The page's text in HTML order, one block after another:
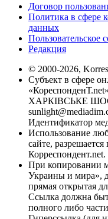
Договор
Политика в сфере
данных
Пользовательское
Редакция
© 2000-2026,
Субъект в сфере
ХАРКІВСЬКЕ
Идентификатор
Использование
сайте,
Корреспондент.net.
При копировании
Украины и мира»,
прямая открытая
Ссылка должна
полного либо